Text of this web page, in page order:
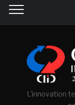
L'innovation